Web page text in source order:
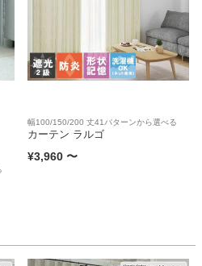
幅100/150/200 丈41パターンから選べる
カーテン ラルゴ
¥3,960 〜